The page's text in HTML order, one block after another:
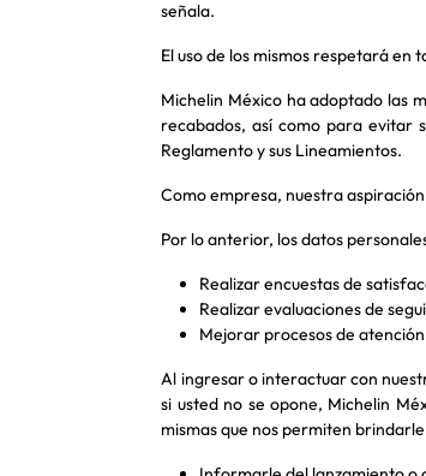
señala.
El uso de los mismos respetará
Michelin México ha adoptado las
recabados, así como para evitar
Reglamento y sus Lineamientos.
Como empresa, nuestra
Por lo anterior, los datos
Realizar encuestas de
Realizar evaluaciones de
Mejorar procesos de
Al ingresar o interactuar con
si usted no se opone, Michelin
mismas que nos permiten